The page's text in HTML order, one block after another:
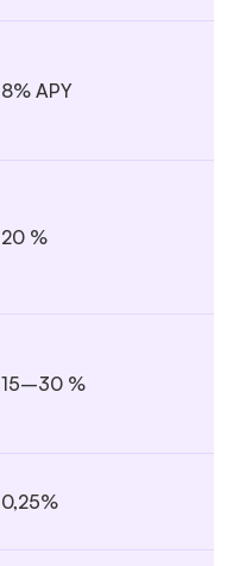
8% APY
20 %
15–30 %
0,25%